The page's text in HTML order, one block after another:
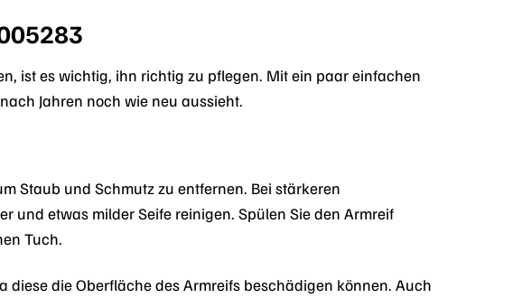
ist es wichtig, ihn richtig zu pflegen. Mit ein paar einfachen
Jahren noch wie neu aussieht.
Staub und Schmutz zu entfernen. Bei stärkeren
und etwas milder Seife reinigen. Spülen Sie den Armreif
Tuch.
die Oberfläche des Armreifs beschädigen können. Auch